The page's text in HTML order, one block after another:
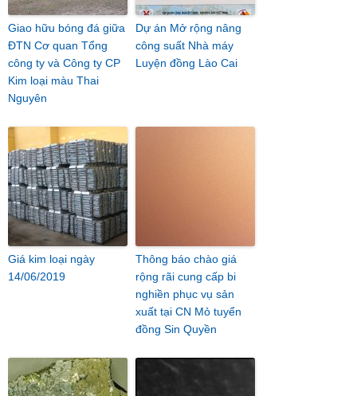
Giao hữu bóng đá giữa
ĐTN Cơ quan Tổng
công ty và Công ty CP
Kim loại màu Thai
Nguyên
Dự án Mở rộng nâng
công suất Nhà máy
Luyện đồng Lào Cai
Giá kim loại ngày
14/06/2019
Thông báo chào giá
rộng rãi cung cấp bi
nghiền phục vụ sản
xuất tại CN Mỏ tuyển
đồng Sin Quyền